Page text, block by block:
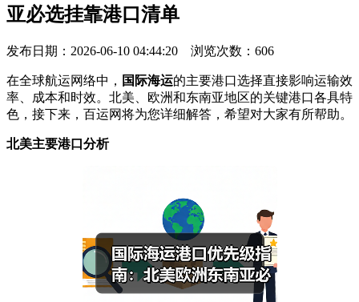
亚必选挂靠港口清单
发布日期：2026-06-10 04:44:20 浏览次数： 606
在全球航运网络中， 国际海运的主要港口选择直接影响运输效
率、成本和时效。北美、欧洲和东南亚地区的关键港口各具特
色，接下来，百运网将为您详细解答，希望对大家有所帮助。
北美主要港口分析